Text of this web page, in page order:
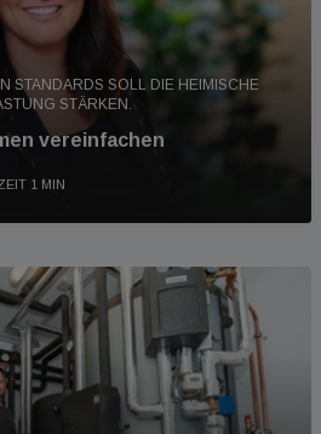
STANDARDS SOLL DIE HEIMISCHE
STÄRKEN.
vereinfachen
1 MIN